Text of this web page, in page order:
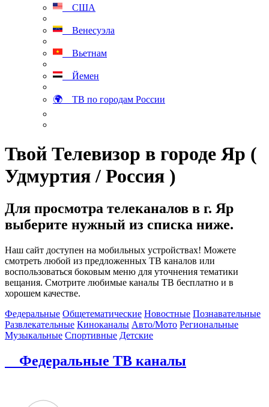
США
Венесуэла
Вьетнам
Йемен
🌍 ТВ по городам России
Твой Телевизор в городе Яр (
Удмуртия / Россия )
Для просмотра телеканалов в г. Яр
выберите нужный из списка ниже.
Наш сайт доступен на мобильных устройствах! Можете
смотреть любой из предложенных ТВ каналов или
воспользоваться боковым меню для уточнения тематики
вещания. Смотрите любимые каналы ТВ бесплатно и в
хорошем качестве.
Федеральные Общетематические Новостные Познавательные
Развлекательные Киноканалы Авто/Мото Региональные
Музыкальные Спортивные Детские
Федеральные ТВ каналы